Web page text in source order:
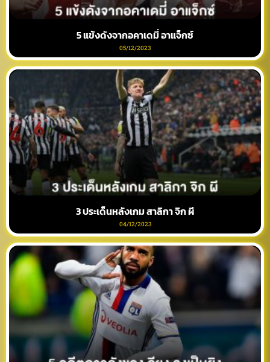
5 แข้งดังจากอคาเดมี่ อาแจ็กซ์
05/12/2023
3 ประเด็นหลังเกม สาลิกา จิก ผี
04/12/2023